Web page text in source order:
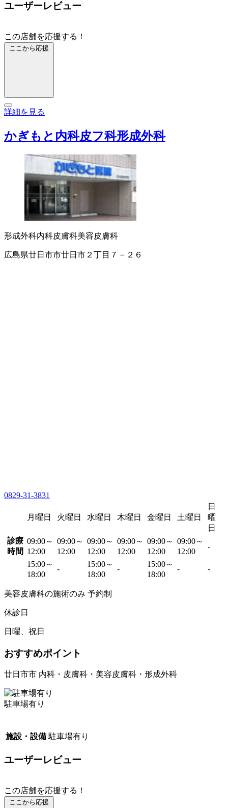
ユーザーレビュー
この店舗を応援する！
ここから応援
詳細を見る
かぎもと内科皮フ科形成外科
形成外科内科皮膚科美容皮膚科
広島県廿日市市廿日市２丁目７－２６
0829-31-3831
月曜日 火曜日 水曜日 木曜日 金曜日 土曜日
日
曜
日
診療
時間
09:00～
12:00
09:00～
12:00
09:00～
12:00
09:00～
12:00
09:00～
12:00
09:00～
12:00
-
15:00～
18:00
-
15:00～
18:00
-
15:00～
18:00
- -
美容皮膚科の施術のみ 予約制
休診日
日曜、祝日
おすすめポイント
廿日市市 内科・皮膚科・美容皮膚科・形成外科
駐車場有り
施設・設備 駐車場有り
ユーザーレビュー
この店舗を応援する！
ここから応援